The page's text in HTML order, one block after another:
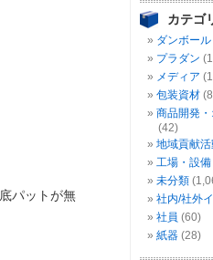
パットが無
カテゴ
ダンボール
プラダン
メディア
包装資材
商品開発
(42)
地域貢献
工場・設備
未分類
社内/社外
社員 (60)
紙器 (28)